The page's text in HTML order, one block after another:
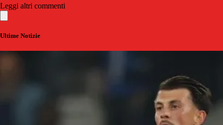
Leggi altri commenti
Ultime Notizie